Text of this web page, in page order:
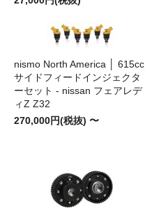
nismo North America │ 615cc
サイドフィードインジェクタ
ーセット - nissan フェアレデ
ィZ Z32
270,000円(税抜) 〜